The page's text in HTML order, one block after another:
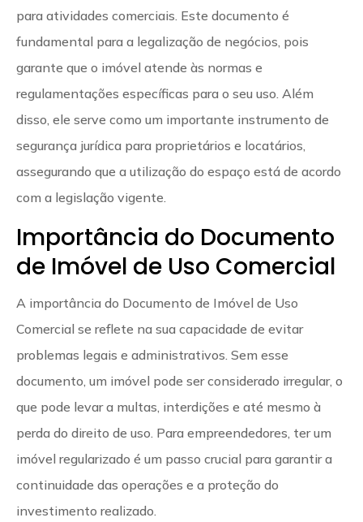
para atividades comerciais. Este documento é
fundamental para a legalização de negócios, pois
garante que o imóvel atende às normas e
regulamentações específicas para o seu uso. Além
disso, ele serve como um importante instrumento de
segurança jurídica para proprietários e locatários,
assegurando que a utilização do espaço está de acordo
com a legislação vigente.
Importância do Documento
de Imóvel de Uso Comercial
A importância do Documento de Imóvel de Uso
Comercial se reflete na sua capacidade de evitar
problemas legais e administrativos. Sem esse
documento, um imóvel pode ser considerado irregular, o
que pode levar a multas, interdições e até mesmo à
perda do direito de uso. Para empreendedores, ter um
imóvel regularizado é um passo crucial para garantir a
continuidade das operações e a proteção do
investimento realizado.